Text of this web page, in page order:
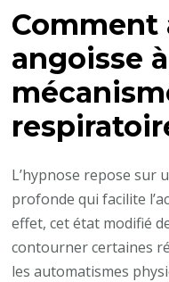
Comment
angoisse
L’hypnose repose sur
profonde qui facilite
effet, cet état modifié
contourner certaines
les automatismes